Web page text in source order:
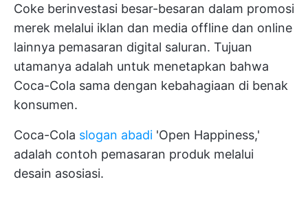
Coke berinvestasi besar-besaran dalam promosi
merek melalui iklan dan media offline dan online
lainnya pemasaran digital saluran. Tujuan
utamanya adalah untuk menetapkan bahwa
Coca-Cola sama dengan kebahagiaan di benak
konsumen.
Coca-Cola slogan abadi 'Open Happiness,'
adalah contoh pemasaran produk melalui
desain asosiasi.